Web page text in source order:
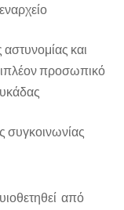
αστυνομίας και
προσωπικό
συγκοινωνίας
από